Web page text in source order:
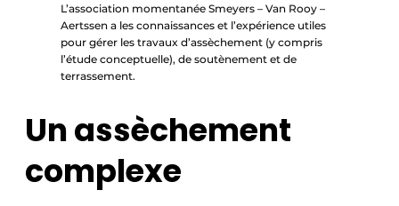
L’association momentanée Smeyers – Van Rooy –
Aertssen a les connaissances et l’expérience utiles
pour gérer les travaux d’assèchement (y compris
l’étude conceptuelle), de soutènement et de
terrassement.
Un assèchement
complexe